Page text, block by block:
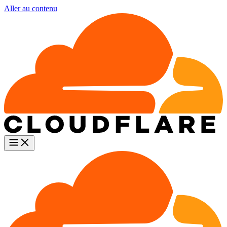
Aller au contenu